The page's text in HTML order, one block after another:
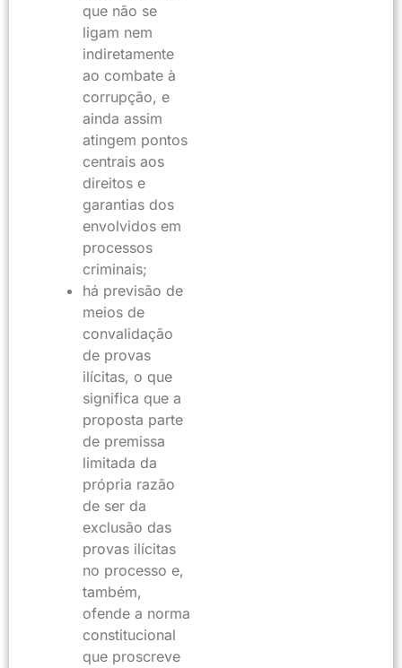
que não se
ligam nem
indiretamente
ao combate à
corrupção, e
ainda assim
atingem pontos
centrais aos
direitos e
garantias dos
envolvidos em
processos
criminais;
há previsão de
meios de
convalidação
de provas
ilícitas, o que
significa que a
proposta parte
de premissa
limitada da
própria razão
de ser da
exclusão das
provas ilícitas
no processo e,
também,
ofende a norma
constitucional
que proscreve